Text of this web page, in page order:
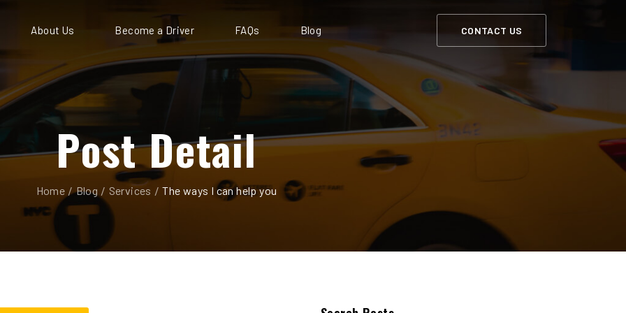
About Us Become a Driver FAQs Blog CONTACT US
Post Detail
Home / Blog / Services / The ways I can help you